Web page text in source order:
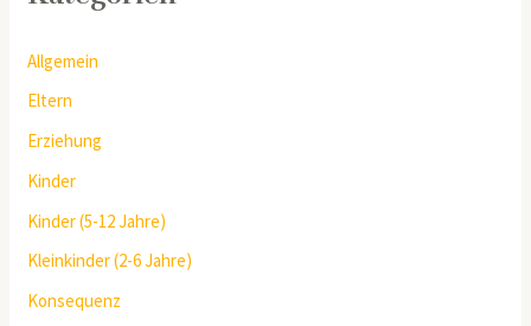
Allgemein
Eltern
Erziehung
Kinder
Kinder (5-12 Jahre)
Kleinkinder (2-6 Jahre)
Konsequenz